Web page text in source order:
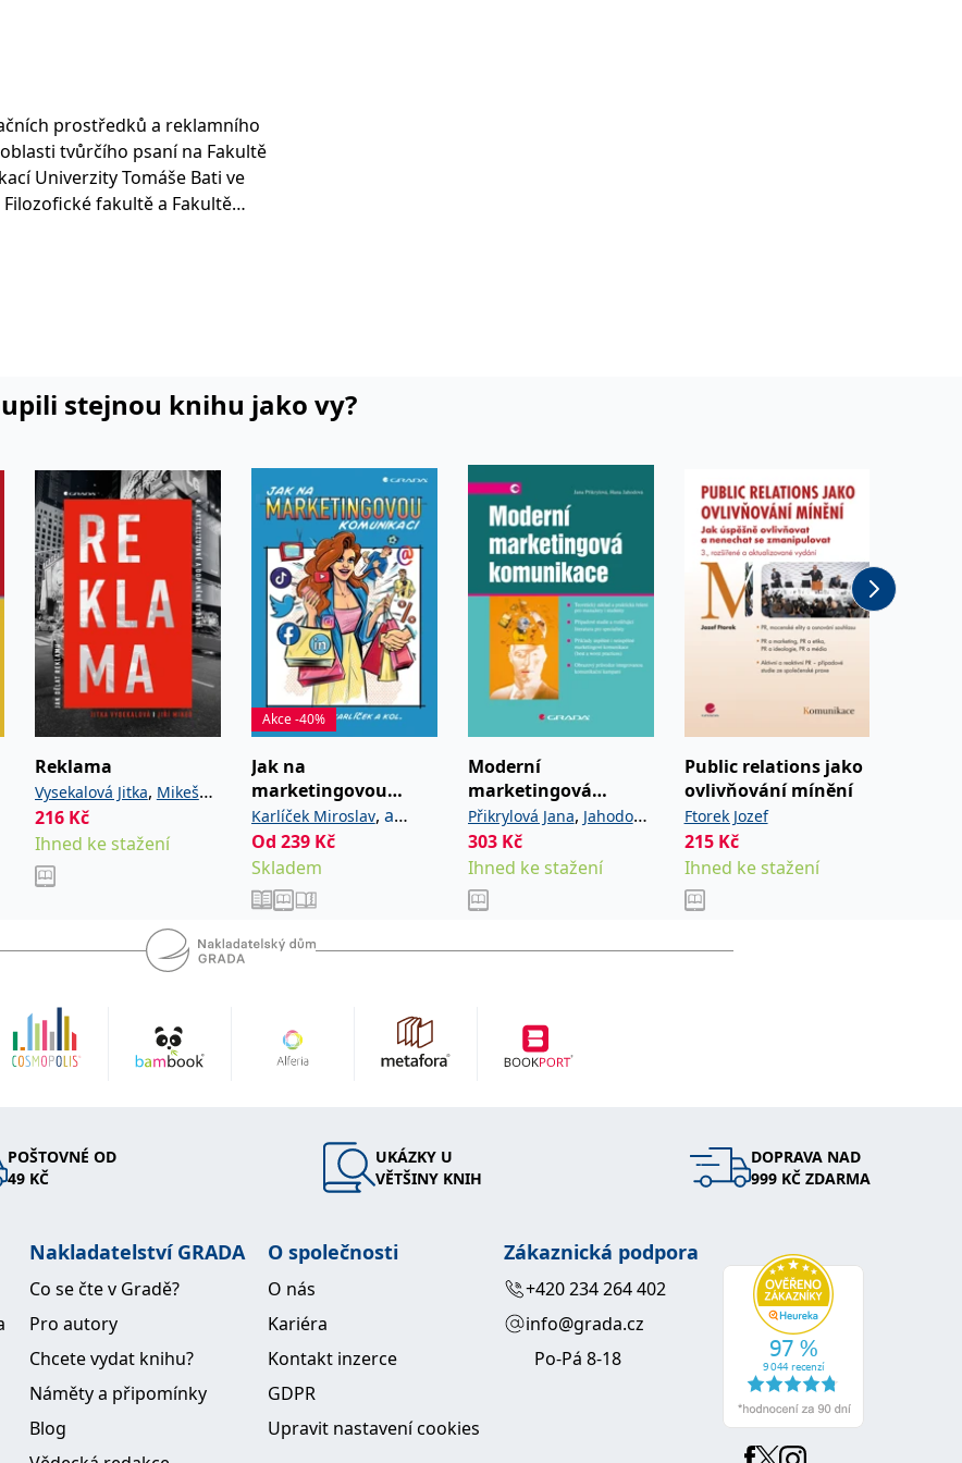
prostředků a reklamního
tvůrčího psaní na Fakultě
Univerzity Tomáše Bati ve
fakultě a Fakultě
a na soukromé Vyšší
stejnou knihu jako vy?
Reklama
Vysekalová Jitka, Mikeš
Jiří
216 Kč
Ihned ke stažení
Akce -40%
Jak na
marketingovou
komunikaci
Karlíček Miroslav, a
kolektiv
Od 239 Kč
Skladem
Moderní
marketingová
komunikace
Přikrylová Jana, Jahodová
Hana
303 Kč
Ihned ke stažení
Public relations jako
ovlivňování mínění
Ftorek Jozef
215 Kč
Ihned ke stažení
POŠTOVNÉ OD
49 KČ
UKÁZKY U
VĚTŠINY KNIH
DOPRAVA NAD
999 KČ ZDARMA
Nakladatelství GRADA
Co se čte v Gradě?
Pro autory
Chcete vydat knihu?
Náměty a připomínky
Blog
O společnosti
O nás
Kariéra
Kontakt inzerce
GDPR
Upravit nastavení cookies
Zákaznická podpora
+420 234 264 402
info@grada.cz
Po-Pá 8-18